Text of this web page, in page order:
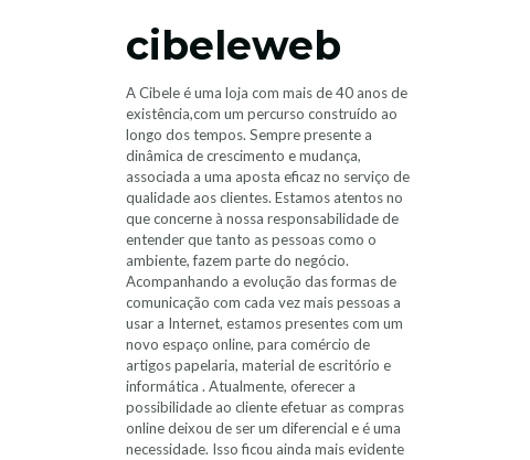
cibeleweb
A Cibele é uma loja com mais de 40 anos de
existência,com um percurso construído ao
longo dos tempos. Sempre presente a
dinâmica de crescimento e mudança,
associada a uma aposta eficaz no serviço de
qualidade aos clientes. Estamos atentos no
que concerne à nossa responsabilidade de
entender que tanto as pessoas como o
ambiente, fazem parte do negócio.
Acompanhando a evolução das formas de
comunicação com cada vez mais pessoas a
usar a Internet, estamos presentes com um
novo espaço online, para comércio de
artigos papelaria, material de escritório e
informática . Atualmente, oferecer a
possibilidade ao cliente efetuar as compras
online deixou de ser um diferencial e é uma
necessidade. Isso ficou ainda mais evidente